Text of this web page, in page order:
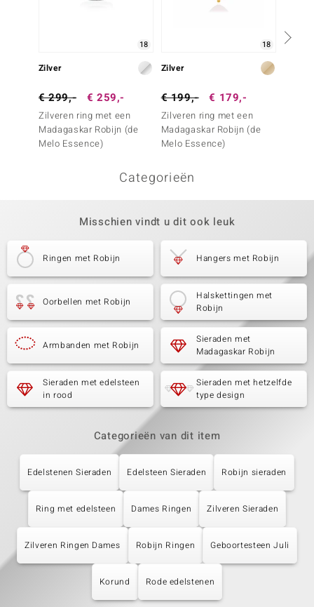
18
Zilver
€ 299,- € 259,-
Zilveren ring met een
Madagaskar Robijn (de
Melo Essence)
18
Zilver
€ 199,- € 179,-
Zilveren ring met een
Madagaskar Robijn (de
Melo Essence)
Categorieën
Misschien vindt u dit ook leuk
Ringen met Robijn Hangers met Robijn
Oorbellen met Robijn
Halskettingen met
Robijn
Armbanden met Robijn
Sieraden met
Madagaskar Robijn
Sieraden met edelsteen
in rood
Sieraden met hetzelfde
type design
Categorieën van dit item
Edelstenen Sieraden Edelsteen Sieraden Robijn sieraden
Ring met edelsteen Dames Ringen Zilveren Sieraden
Zilveren Ringen Dames Robijn Ringen Geboortesteen Juli
Korund Rode edelstenen